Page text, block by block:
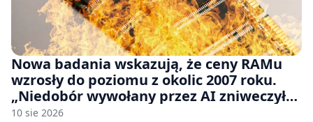
Nowa badania wskazują, że ceny RAMu
wzrosły do poziomu z okolic 2007 roku.
„Niedobór wywołany przez AI zniweczył
20 lat postępów w ciągu zaledwie kilku
10 sie 2026